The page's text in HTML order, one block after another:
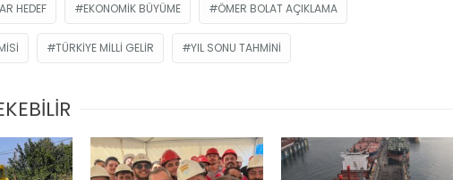
HEDEF EKONOMIK BÜYÜME ÖMER BOLAT AÇIKLAMA
TÜRKIYE MILLI GELIR YIL SONU TAHMINI